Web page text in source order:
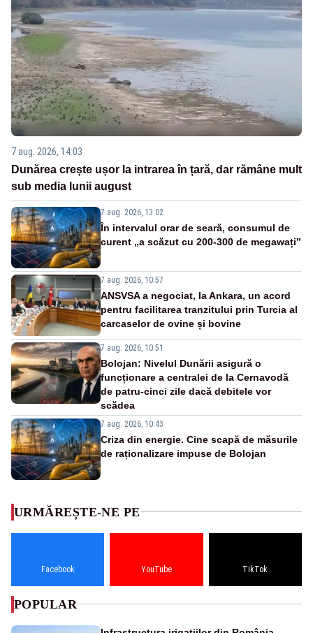
7 aug. 2026, 14:03
Dunărea crește ușor la intrarea în țară, dar rămâne mult
sub media lunii august
7 aug. 2026, 13:02
În intervalul orar de seară, consumul de
curent „a scăzut cu 200-300 de megawați”
7 aug. 2026, 10:57
ANSVSA a negociat, la Ankara, un acord
pentru facilitarea tranzitului prin Turcia al
carcaselor de ovine și bovine
7 aug. 2026, 10:51
Bolojan: Nivelul Dunării asigură o
funcționare a centralei de la Cernavodă
de patru-cinci zile dacă debitele vor
scădea
7 aug. 2026, 10:43
Criza din energie. Cine scapă de măsurile
de raționalizare impuse de Bolojan
URMĂREȘTE-NE PE
Facebook YouTube TikTok
POPULAR